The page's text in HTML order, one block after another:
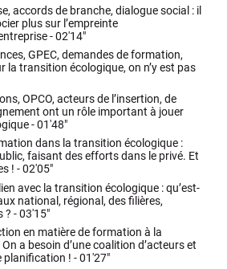
accords de branche, dialogue social : il
plus sur l’empreinte
-02'14"
GPEC, demandes de formation,
la transition écologique, on n’y est pas
OPCO, acteurs de l’insertion, de
ont un rôle important à jouer
-01'48"
dans la transition écologique :
faisant des efforts dans le privé. Et
! -02'05"
avec la transition écologique : qu’est-
national, régional, des filières,
? -03'15"
en matière de formation à la
a besoin d’une coalition d’acteurs et
planification ! -01'27"